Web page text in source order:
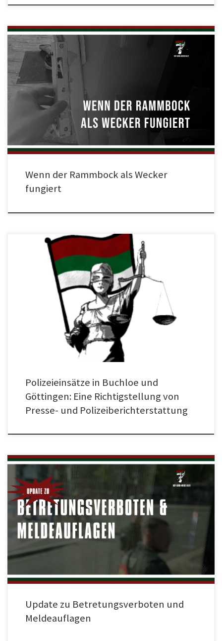
Dienstagmorgen, 6 Uhr, irgendwo in Augsburg. Durch das sanfte Klopfen
eines Rammbocks werden drei FCA-Fans in einer WG geweckt. Der Klang
aufgebrochener Türen wird melodisch passend durch das Geschreie zarter
USK-Stimmen untermalt. Der Weckdienst bringt zwar kein Frühstück ans
Bett, dafür aber Handschellen und Kabelbinder. Was folgt, ist eine rund […]
Wenn der Rammbock als Wecker
fungiert
Am 11.03.2024 veröffentlichte die Augsburger Allgemeine einen Artikel mit der
Frage „Waren FCA-Fans an einer Massenschlägerei im Allgäu beteiligt?“
(Massenschlägerei in Buchloe: Wurden FCA-Fans angegriffen? (augsburger-
allgemeine.de)). Eine Antwort darauf liefert der Autor unter Berufung auf die
Bundespolizei direkt im ersten Absatz des Artikels und macht damit die
suggestive Fragestellung des […]
Polizeieinsätze in Buchloe und
Göttingen: Eine Richtigstellung von
Presse- und Polizeiberichterstattung
Ein regelrechtes Spektakel erlebten am vergangenen Wochenende alle FCA-
Fans als unsere Mannschaft wie im Rausch den Gegner abfertigte. Nicht
minder erfolgreich agierten wir als Rot-Grün-Weiße Hilfe e.V. in den letzten
Tagen. Vergangene Woche kündigten wir an, gegen die zugestellten
Betretungsverbote und Meldeauflagen (http://rot-gruen-weisse-
hilfe.de/stellungnahme-zu-betretungsverboten-und-meldeauflagen/)
Einspruch einzulegen, die drei RGWH-Mitgliedern von Ordnungsamt […]
Update zu Betretungsverboten und
Meldeauflagen